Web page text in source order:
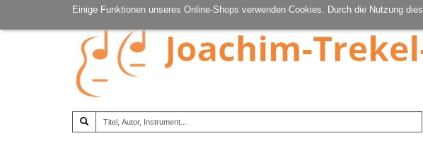
Einige Funktionen unseres Online-Shops verwenden Cookies. Durch die Nutzung